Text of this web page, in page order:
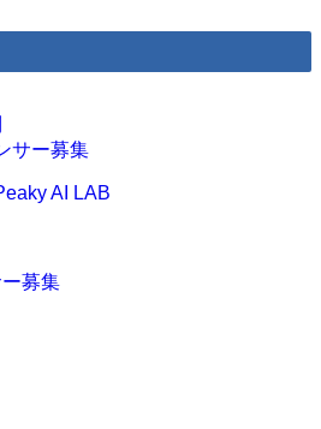
サー募集
AI LAB
募集